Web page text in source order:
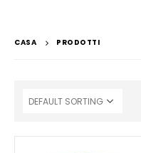
CASA PRODOTTI